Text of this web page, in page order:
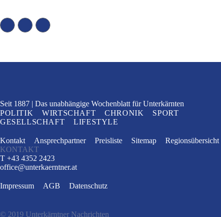
Seit 1887 Das unabhängige Wochenblatt für Unterkärnten
POLITIK
WIRTSCHAFT CHRONIK
SPORT
GESELLSCHAFT
LIFESTYLE
Kontakt Ansprechpartner Preisliste Sitemap
Regionsübersicht
KONTAKT
T +43 4352 2423
office@unterkaerntner.at
Impressum AGB Datenschutz
© 2019 Unterkärntner Nachrichten